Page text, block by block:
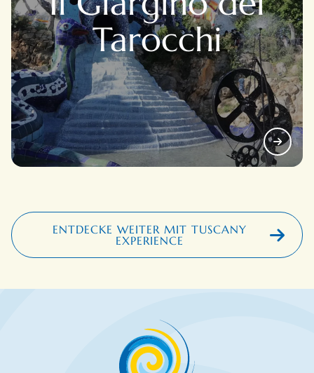
Tarocchi
ENTDECKE WEITER MIT TUSCANY
EXPERIENCE